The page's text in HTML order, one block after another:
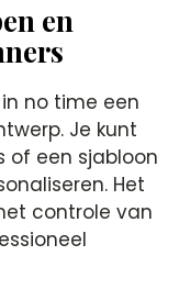
en
no time een
Je kunt
of een sjabloon
Het
controle van